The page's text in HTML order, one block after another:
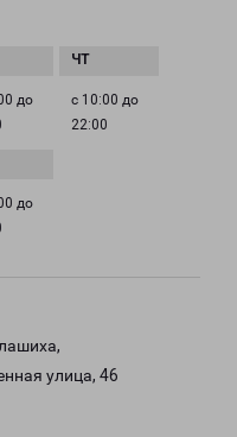
до
с 10:00 до
22:00
до
улица, 46